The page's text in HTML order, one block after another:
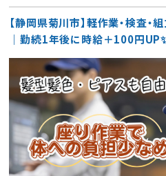
【静岡県菊川市】軽作業・検査
｜勤続1年後に時給＋100円